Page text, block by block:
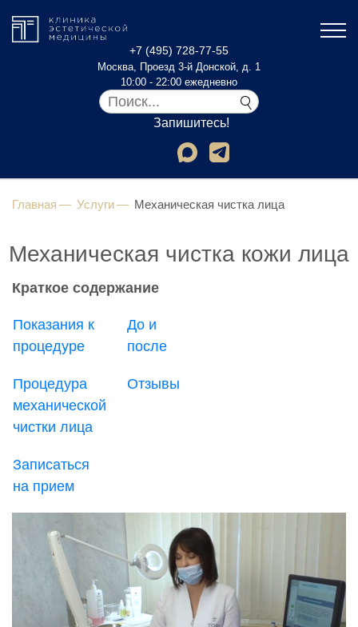
+7 (495) 728-77-55
Москва, Проезд 3-й Донской, д. 1
10:00 - 22:00 ежедневно
Запишитесь!
Главная Услуги Механическая чистка лица
Механическая чистка кожи лица
Краткое содержание
Показания к
процедуре
До и
после
Процедура
механической
чистки лица
Отзывы
Записаться
на прием